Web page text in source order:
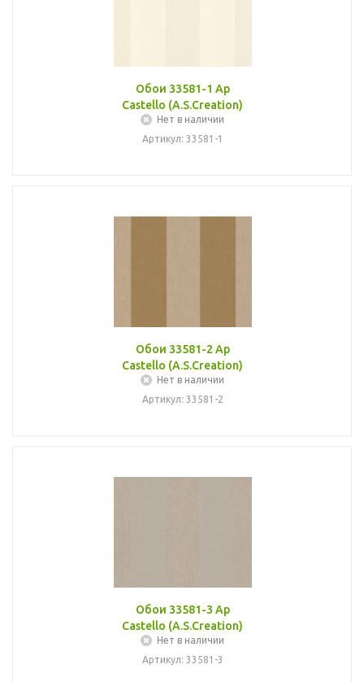
Обои 33581-1 Ap
Castello (A.S.Creation)
Нет в наличии
Артикул: 33581-1
Обои 33581-2 Ap
Castello (A.S.Creation)
Нет в наличии
Артикул: 33581-2
Обои 33581-3 Ap
Castello (A.S.Creation)
Нет в наличии
Артикул: 33581-3